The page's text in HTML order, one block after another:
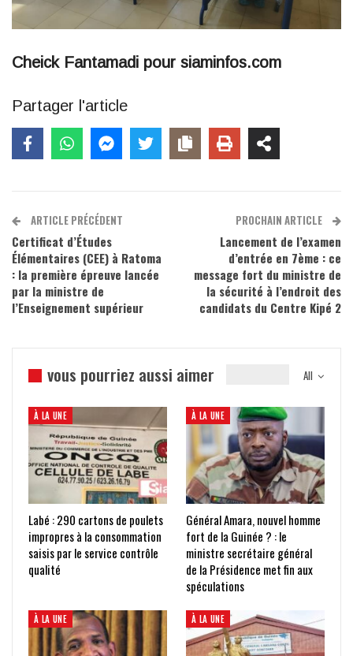
Cheick Fantamadi pour siaminfos.com
Partager l'article
ARTICLE PRÉCÉDENT
Certificat d’Études
Élémentaires (CEE) à Ratoma
: la première épreuve lancée
par la ministre de
l’Enseignement supérieur
PROCHAIN ARTICLE
Lancement de l’examen
d’entrée en 7ème : ce
message fort du ministre de
la sécurité à l’endroit des
candidats du Centre Kipé 2
All
vous pourriez aussi aimer
À LA UNE
Labé : 290 cartons de poulets
impropres à la consommation
saisis par le service contrôle
qualité
À LA UNE
Général Amara, nouvel homme
fort de la Guinée ? : le
ministre secrétaire général
de la Présidence met fin aux
spéculations
À LA UNE À LA UNE